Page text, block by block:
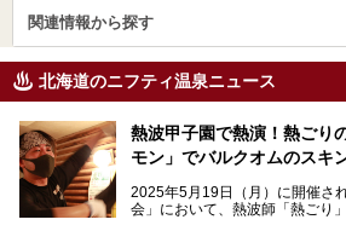
関連情報から探す
北海道のニフティ温泉ニュース
熱波甲子園で熱演！熱ごり
モン」でバルクオムのスキ
2025年5月19日（月）に開催さ
会」において、熱波師「熱ごり